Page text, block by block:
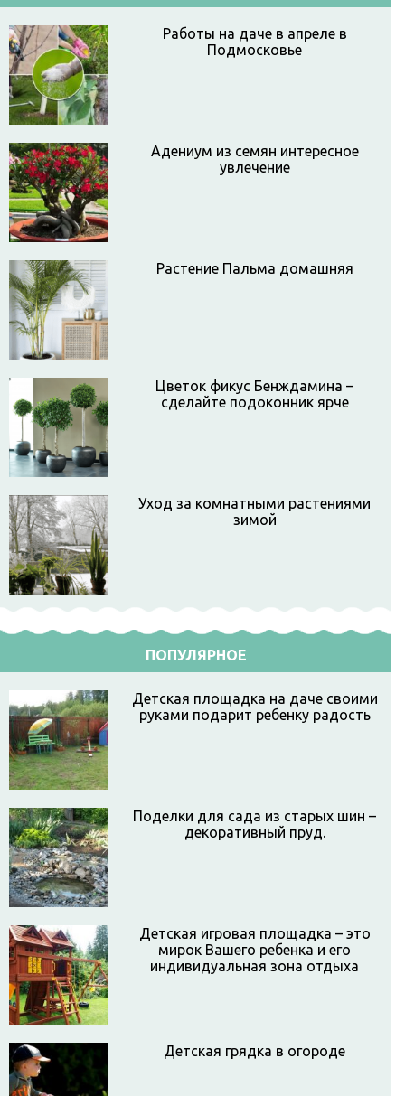
Работы на даче в апреле в
Подмосковье
Адениум из семян интересное
увлечение
Растение Пальма домашняя
Цветок фикус Бенждамина –
сделайте подоконник ярче
Уход за комнатными растениями
зимой
ПОПУЛЯРНОЕ
Детская площадка на даче своими
руками подарит ребенку радость
Поделки для сада из старых шин –
декоративный пруд.
Детская игровая площадка – это
мирок Вашего ребенка и его
индивидуальная зона отдыха
Детская грядка в огороде